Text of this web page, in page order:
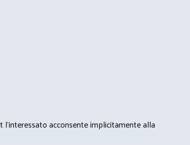
acconsente implicitamente alla